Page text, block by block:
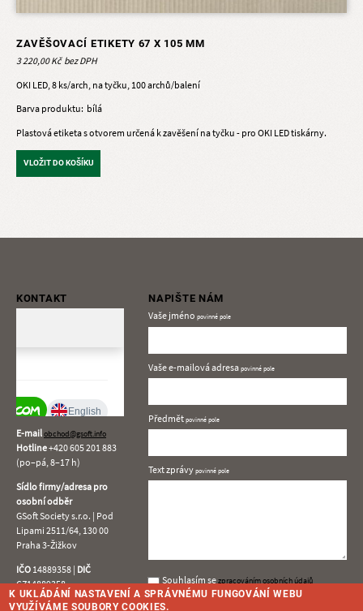
ZAVĚŠOVACÍ ETIKETY 67 X 105 MM
3 220,00 Kč
OKI LED, 8 ks/arch, na tyčku, 100 archů/balení
Barva produktu bílá
Plastová etiketa s otvorem určená k zavěšení na tyčku - pro OKI LED tiskárny.
VLOŽIT DO KOŠÍKU
KONTAKT
E-mailobchod@gsoft.info
Hotline+420605 201 883
(po–pá, 8–17 h)
Sídlo firmy/adresa pro
osobní odběr
GSoft Society s.r.o. | Pod
Lipami 2511/64, 130 00
Praha 3-Žižkov
IČO 14889358 | DIČ
CZ14889358
NAPIŠTE NÁM
Vaše jméno
Vaše e-mailová adresa
Předmět
Text zprávy
Souhlasím
se
zpracováním
Souhlasím sezpracováním osobních údajů
K UKLÁDÁNÍ NASTAVENÍ A SPRÁVNÉMU FUNGOVÁNÍ WEBU
VYUŽÍVÁME SOUBORY COOKIES.